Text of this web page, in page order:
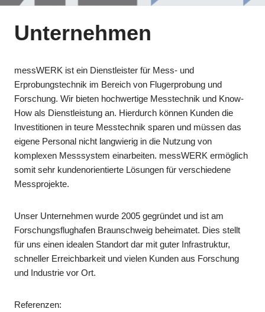
Unternehmen
messWERK ist ein Dienstleister für Mess- und
Erprobungstechnik im Bereich von Flugerprobung und
Forschung. Wir bieten hochwertige Messtechnik und Know-
How als Dienstleistung an. Hierdurch können Kunden die
Investitionen in teure Messtechnik sparen und müssen das
eigene Personal nicht langwierig in die Nutzung von
komplexen Messsystem einarbeiten. messWERK ermöglich
somit sehr kundenorientierte Lösungen für verschiedene
Messprojekte.
Unser Unternehmen wurde 2005 gegründet und ist am
Forschungsflughafen Braunschweig beheimatet. Dies stellt
für uns einen idealen Standort dar mit guter Infrastruktur,
schneller Erreichbarkeit und vielen Kunden aus Forschung
und Industrie vor Ort.
Referenzen: